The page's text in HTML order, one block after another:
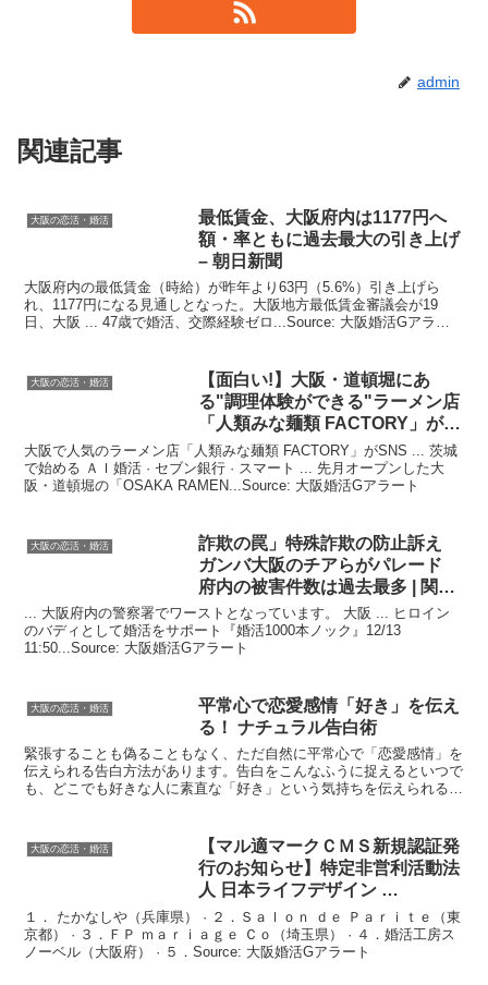
admin
関連記事
大阪の恋活・婚活 最低賃金、 大阪府内は1177円へ
額・率ともに過去最大の引き上げ
– 朝日新聞
大阪府内の最低賃金（時給）が昨年より63円（5.6%）引き上げら
れ、1177円になる見通しとなった。大阪地方最低賃金審議会が19
日、大阪 ... 47歳で婚活、交際経験ゼロ...Source: 大阪婚活Gアラー
大阪の恋活・婚活 【面白い!】 大阪 ・道頓堀にあ
る"調理体験ができる"ラーメン店
「人類みな麺類 FACTORY」が話
題
大阪で人気のラーメン店「人類みな麺類 FACTORY」がSNS ... 茨城
で始める ＡＩ婚活 · セブン銀行 · スマート ... 先月オープンした大
阪・道頓堀の「OSAKA RAMEN...Source: 大阪婚活Gアラート
大阪の恋活・婚活
詐欺の罠」特殊詐欺の防止訴え
ガンバ大阪のチアらがパレード
府内の被害件数は過去最多 | 関西
…
... 大阪府内の警察署でワーストとなっています。 大阪 ... ヒロイン
のバディとして婚活をサポート『婚活1000本ノック』12/13
11:50...Source: 大阪婚活Gアラート
大阪の恋活・婚活
平常心で恋愛感情「好き」を伝え
る！ ナチュラル告白術
緊張することも偽ることもなく、ただ自然に平常心で「恋愛感情」を
伝えられる告白方法があります。告白をこんなふうに捉えるといつで
も、どこでも好きな人に素直な「好き」という気持ちを伝えられるよ
大阪の恋活・婚活
【マル適マークＣＭＳ新規認証発
行のお知らせ】特定非営利活動法
人 日本ライフデザイン …
１． たかなしや（兵庫県） · ２．Ｓａｌｏｎ ｄｅ Ｐａｒｉｔｅ（東
京都） · ３．ＦＰ ｍａｒｉａｇｅ Ｃｏ（埼玉県） · ４．婚活工房ス
ノーベル（大阪府） · ５．Source: 大阪婚活Gアラート